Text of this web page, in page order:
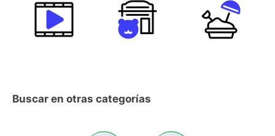
Buscar en otras categorías